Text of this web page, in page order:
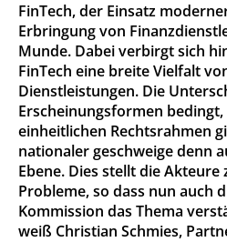
FinTech, der Einsatz
Erbringung von
Munde. Dabei verbirgt sich
FinTech eine breite Vielfalt
Dienstleistungen. Die
Erscheinungsformen bedingt,
einheitlichen Rechtsrahmen
nationaler geschweige denn
Ebene. Dies stellt die
Probleme, so dass nun auch
Kommission das Thema
weiß Christian Schmies,